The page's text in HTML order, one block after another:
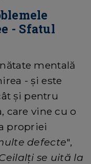
- Sfatul
mentală
- și este
și pentru
care vine cu o
propriei
defecte",
se uită la